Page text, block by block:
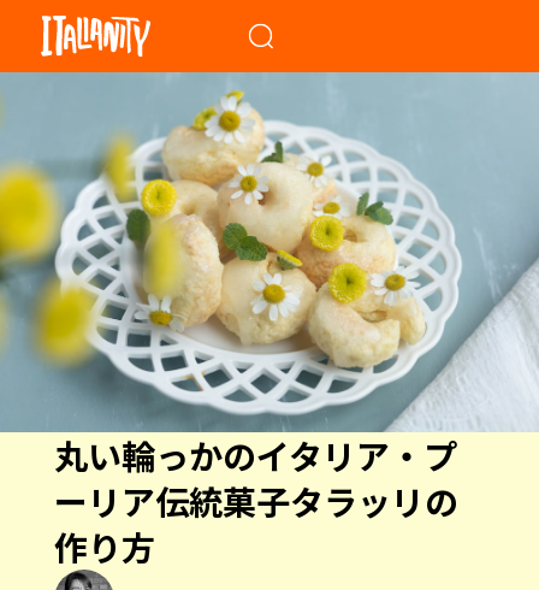
丸い輪っかのイタリア・プ
ーリア伝統菓子タラッリの
作り方